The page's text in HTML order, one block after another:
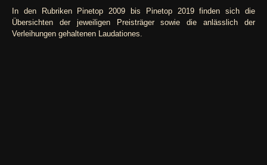
In den Rubriken Pinetop 2009 bis Pinetop 2019 finden sich die
Übersichten der jeweiligen Preisträger sowie die anlässlich der
Verleihungen gehaltenen Laudationes.